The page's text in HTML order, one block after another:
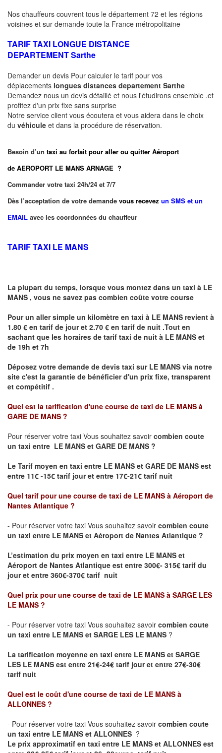
Nos chauffeurs couvrent tous le département 72 et les régions
voisines et sur demande toute la France métropolitaine
TARIF TAXI LONGUE DISTANCE
DEPARTEMENTSarthe
Demander un devis Pour calculer le tarif pour vos
déplacements longues distances departement Sarthe
Demandez nous un devis détaillé et nous l'étudirons ensemble .et
profitez d'un prix fixe sans surprise
Notre service client vous écoutera et vous aidera dans le choix
du véhicule et dans la procédure de réservation.
Besoin d’un taxi au forfait pour aller ou quitter Aéroport
de AEROPORT LE MANS ARNAGE ?
Commander votre taxi 24h/24 et 7/7
Dès l’acceptation de votre demande vous recevez un SMS et un
EMAIL avec les coordonnées du chauffeur
TARIF TAXI LE MANS
La plupart du temps, lorsque vous montez dans un taxi à LE
MANS , vous ne savez pas combien coûte votre course
Pour un aller simple un kilomètre en taxi à LE MANS revient à
1.80 € en tarif de jour et 2.70 € en tarif de nuit .Tout en
sachant que les horaires de tarif taxi de nuit à LE MANS et
de 19h et 7h
Déposez votre demande de devis taxi sur LE MANS via notre
site c'est la garantie de bénéficier d'un prix fixe, transparent
et compétitif .
Quel est la tarification d'une course de taxi de LE MANS à
GARE DE MANS ?
Pour réserver votre taxi Vous souhaitez savoir combien coute
un taxi entre LE MANS et GARE DE MANS ?
Le Tarif moyen en taxi entre LE MANS et GARE DE MANS est
entre 11€ -15€ tarif jour et entre 17€-21€ tarif nuit
Quel tarif pour une course de taxi de LE MANS à Aéroport de
Nantes Atlantique ?
- Pour réserver votre taxi Vous souhaitez savoir combien coute
un taxi entre LE MANS et Aéroport de Nantes Atlantique ?
L’estimation du prix moyen en taxi entre LE MANS et
Aéroport de Nantes Atlantique est entre 300€- 315€ tarif du
jour et entre 360€-370€ tarif nuit
Quel prix pour une course de taxi de LE MANS à SARGE LES
LE MANS ?
- Pour réserver votre taxi Vous souhaitez savoir combien coute
un taxi entre LE MANS et SARGE LES LE MANS ?
La tarification moyenne en taxi entre LE MANS et SARGE
LES LE MANS est entre 21€-24€ tarif jour et entre 27€-30€
tarif nuit
Quel est le coût d'une course de taxi de LE MANS à
ALLONNES ?
- Pour réserver votre taxi Vous souhaitez savoir combien coute
un taxi entre LE MANS et ALLONNES ?
Le prix approximatif en taxi entre LE MANS et ALLONNES est